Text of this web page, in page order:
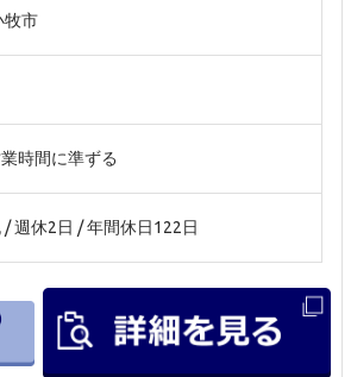
牧市
時間に準ずる
/ 週休2日 / 年間休日122日